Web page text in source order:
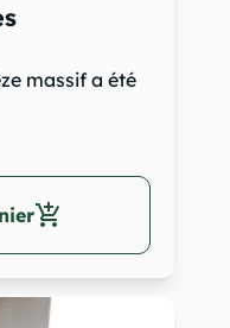
massif a été
add_shopping_cart